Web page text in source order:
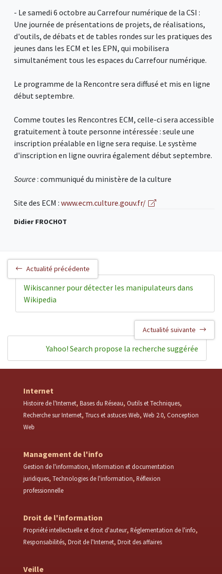
- Le samedi 6 octobre au Carrefour numérique de la CSI :
Une journée de présentations de projets, de réalisations,
d'outils, de débats et de tables rondes sur les pratiques des
jeunes dans les ECM et les EPN, qui mobilisera
simultanément tous les espaces du Carrefour numérique.
Le programme de la Rencontre sera diffusé et mis en ligne
début septembre.
Comme toutes les Rencontres ECM, celle-ci sera accessible
gratuitement à toute personne intéressée : seule une
inscription préalable en ligne sera requise. Le système
d'inscription en ligne ouvrira également début septembre.
Source: communiqué du ministère de la culture
Site des ECM : www.ecm.culture.gouv.fr/
Didier FROCHOT
Actualité précédente
Wikiscanner pour détecter les manipulateurs dans
Wikipedia
Actualité suivante
Yahoo! Search propose la recherche suggérée
Internet
Histoire de l'Internet Bases du Réseau Outils et Techniques
Recherche sur Internet Trucs et astuces Web Web 2.0 Conception
Web
Management de l'info
Gestion de l'information Information et documentation
juridiques Technologies de l'information Réflexion
professionnelle
Droit de l'information
Propriété intellectuelle et droit d'auteur Réglementation de l'info
Responsabilités Droit de l'Internet Droit des affaires
Veille